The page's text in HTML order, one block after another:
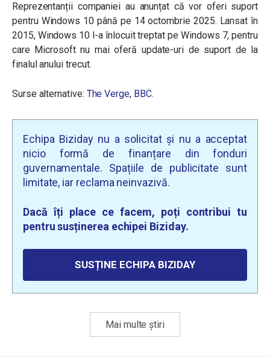
Reprezentanții companiei au anunțat că vor oferi suport
pentru Windows 10 până pe 14 octombrie 2025. Lansat în
2015, Windows 10 l-a înlocuit treptat pe Windows 7, pentru
care Microsoft nu mai oferă update-uri de suport de la
finalul anului trecut.
Surse alternative: The Verge, BBC.
Echipa Biziday nu a solicitat și nu a acceptat
nicio formă de finanțare din fonduri
guvernamentale. Spațiile de publicitate sunt
limitate, iar reclama neinvazivă.
Dacă îți place ce facem, poți contribui tu
pentru susținerea echipei Biziday.
SUSȚINE ECHIPA BIZIDAY
Mai multe știri